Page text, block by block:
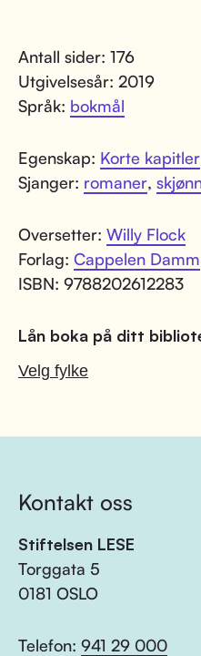
Antall sider: 176
Utgivelsesår: 2019
Språk: bokmål
Egenskap: Korte kapitler
Sjanger: romaner,
Oversetter: Willy Flock
Forlag: Cappelen Damm
ISBN: 9788202612283
Lån boka på ditt
Kontakt oss
Stiftelsen LESE
Torggata 5
0181 OSLO
Telefon: 941 29 000